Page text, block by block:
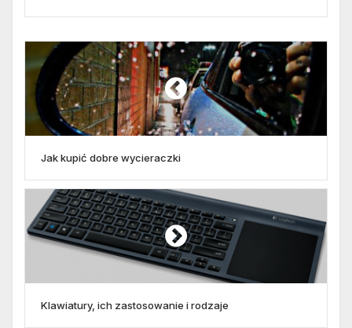
Jak kupić dobre wycieraczki
Klawiatury, ich zastosowanie i rodzaje